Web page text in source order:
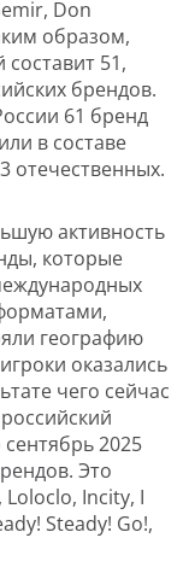
Don
образом,
51,
брендов.
61 бренд
в составе
отечественных.
активность
которые
географию
оказались
чего сейчас
2025
Это
Loloclo, Incity, I
Steady! Go!,